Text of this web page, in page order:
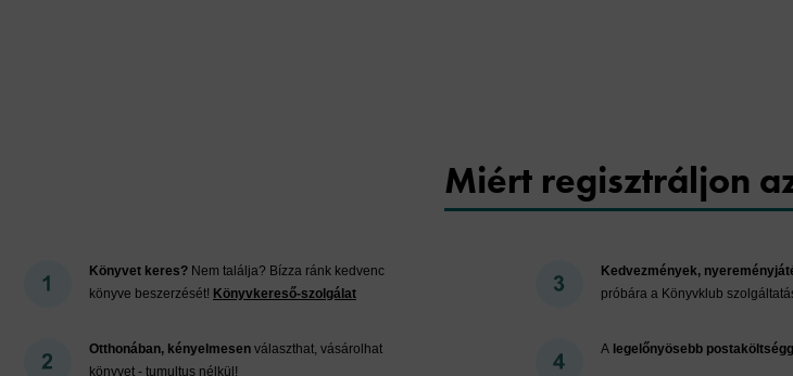
Miért regisztráljon
Könyvet keres? Nem találja? Bízza ránk kedvenc
könyve beszerzését! Könyvkereső-szolgálat
Otthonában, kényelmesen választhat, vásárolhat
könyvet - tumultus nélkül!
Kedvezmények,
próbára a Könyvklub
A legelőnyösebb